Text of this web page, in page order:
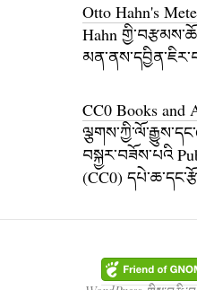
Otto Hahn's
Hahn
CC0 Books and
བསྐྱར་བཟོས་པའི
(CC0)